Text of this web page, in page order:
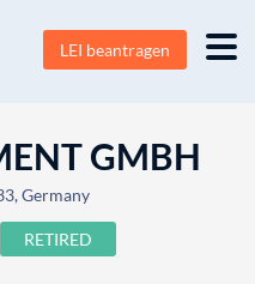
LEI beantragen
GMBH
Germany
RETIRED